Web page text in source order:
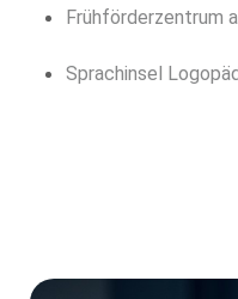
Frühförderzentrum
Sprachinsel